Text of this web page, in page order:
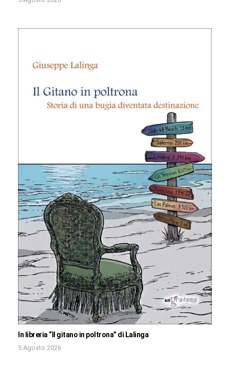
In libreria “Il gitano in poltrona” di Lalinga
5 Agosto 2026